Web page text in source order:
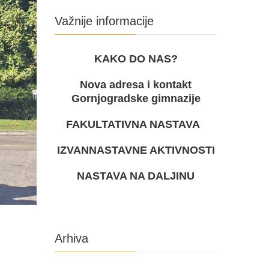
Važnije informacije
KAKO DO NAS?
Nova adresa i kontakt
Gornjogradske gimnazije
FAKULTATIVNA NASTAVA
IZVANNASTAVNE AKTIVNOSTI
NASTAVA NA DALJINU
Arhiva